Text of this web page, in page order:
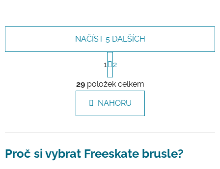
Ovládací prvky výpisu
NAČÍST 5 DALŠÍCH
1 2
29položek celkem
NAHORU
Proč si vybrat Freeskate brusle?